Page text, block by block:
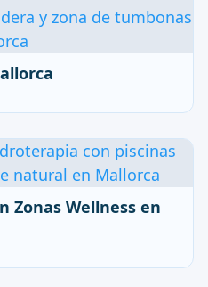
Zonas Wellness en